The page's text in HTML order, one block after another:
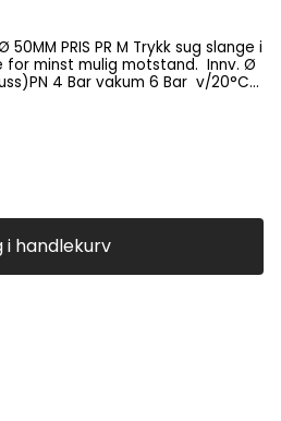
mulig motstand. Innv. Ø
v/20°C
i handlekurv